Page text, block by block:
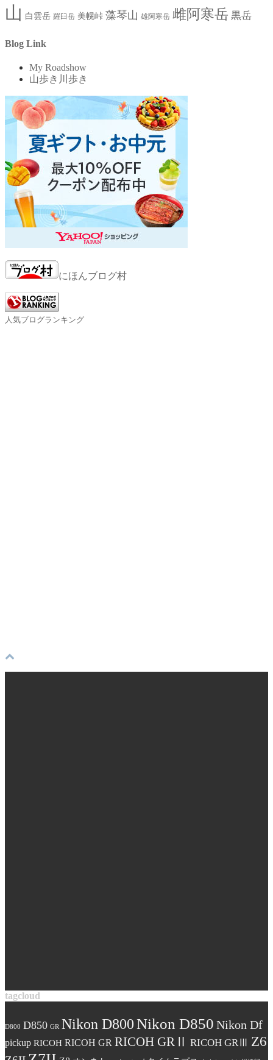
山 白雲岳 羅臼岳 美幌峠 藻琴山 雄阿寒岳 雌阿寒岳 黒岳
Blog Link
My Roadshow
山歩き川歩き
にほんブログ村
人気ブログランキング
tagcloud
D800 D850 GR Nikon D800Nikon D850 Nikon Df
pickup RICOH RICOH GR RICOH GRⅡ RICOH GRⅢ Z6